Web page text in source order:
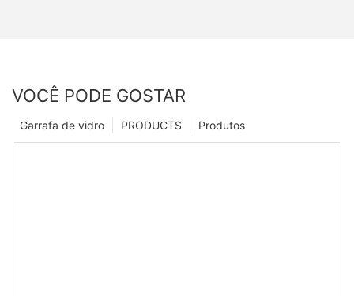
VOCÊ PODE GOSTAR
Produtos
PRODUCTS
Garrafa de vidro